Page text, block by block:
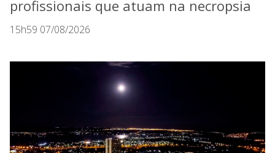
profissionais que atuam na necropsia
15h59 07/08/2026